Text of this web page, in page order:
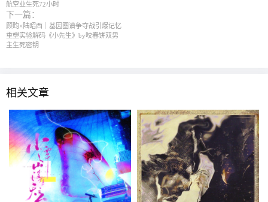
航空业生死72小时
下一篇：
顾昀×陆昭西｜基因图谱争夺战引爆记忆
重塑实验解码《小先生》by咬春饼双男
主生死密钥
相关文章